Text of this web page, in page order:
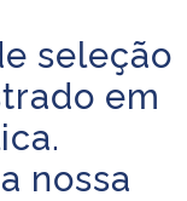
seleção
em
nossa